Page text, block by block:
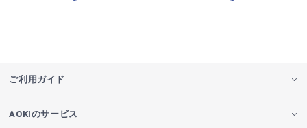
ご利用ガイド
AOKIのサービス